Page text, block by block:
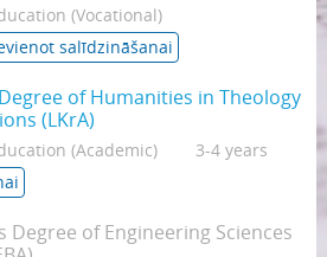
(Vocational)
salīdzināšanai
of Humanities in Theology
(LKrA)
(Academic)
3-4 years
Degree of Engineering Sciences